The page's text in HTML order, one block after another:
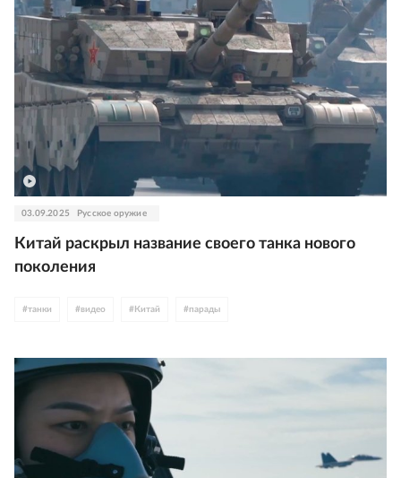
03.09.2025 Русское оружие
Китай раскрыл название своего танка нового
поколения
#танки #видео # Китай #парады